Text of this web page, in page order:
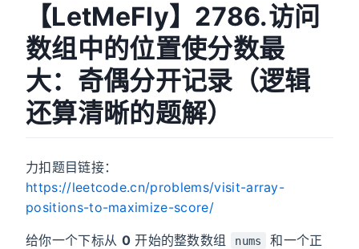
【LetMeFly】2786.访问
数组中的位置使分数最
大：奇偶分开记录（逻辑
还算清晰的题解）
力扣题目链接：
https://leetcode.cn/problems/visit-array-
positions-to-maximize-score/
给你一个下标从 0开始的整数数组 nums
和一个正